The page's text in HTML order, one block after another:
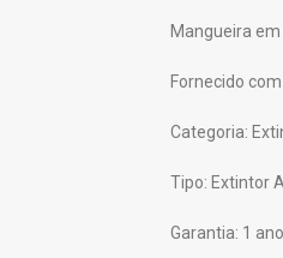
Mangueira
Fornecido
Categoria:
Tipo: Extintor
Garantia: 1